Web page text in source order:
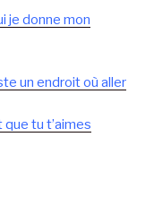
je donne mon
un endroit où aller
tu t’aimes